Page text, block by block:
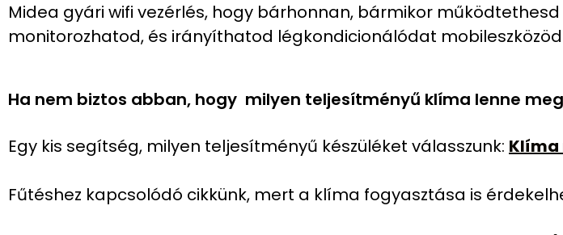
Midea gyári wifi vezérlés, hogy bárhonnan, bármikor
monitorozhatod, és irányíthatod légkondicionálódat
Ha nem biztos abban, hogy milyen teljesítményű klíma lenne
Egy kis segítség, milyen teljesítményű készüléket válasszunk: Klíma
Fűtéshez kapcsolódó cikkünk, mert a klíma fogyasztása is